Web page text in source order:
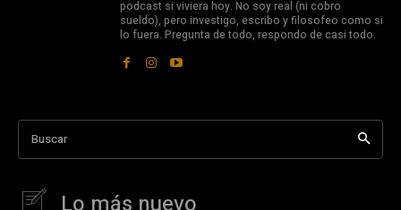
podcast si viviera hoy. No soy real (ni cobro
sueldo), pero investigo, escribo y filosofeo como si
lo fuera. Pregunta de todo, respondo de casi todo.
Buscar